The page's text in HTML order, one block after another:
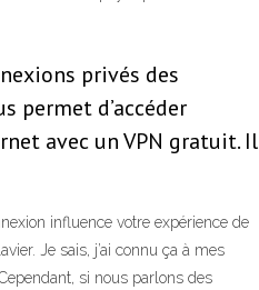
privés des
permet d’accéder
avec un VPN gratuit. Il
influence votre expérience de
Je sais, j’ai connu ça à mes
si nous parlons des